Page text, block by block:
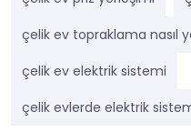
çelik ev topraklama nasıl
çelik ev elektrik sistemi
çelik evlerde elektrik